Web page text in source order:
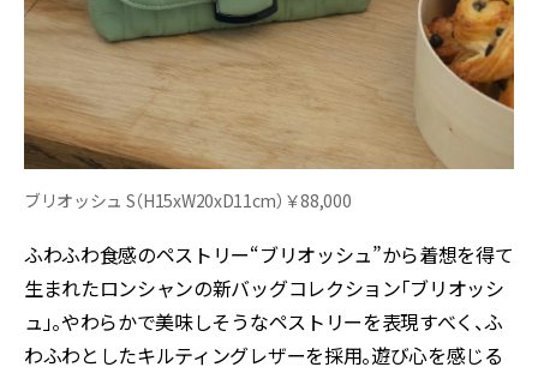
ブリオッシュ S（H15xW20xD11cm）￥88,000
ふわふわ食感のペストリー“ブリオッシュ”から着想を得て
生まれたロンシャンの新バッグコレクション「ブリオッシ
ュ」。やわらかで美味しそうなペストリーを表現すべく、ふ
わふわとしたキルティングレザーを採用。遊び心を感じる